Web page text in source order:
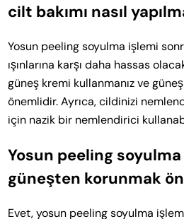
cilt bakımı nasıl
Yosun peeling soyulma işlemi
ışınlarına karşı daha hassas
güneş kremi kullanmanız ve güneş
önemlidir. Ayrıca, cildinizi
için nazik bir nemlendirici
Yosun peeling
güneşten korunmak
Evet, yosun peeling soyulma